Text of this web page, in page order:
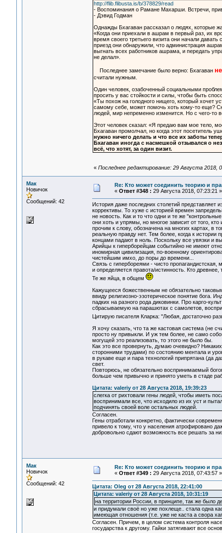
http://flib.flibusta.is/b/378829/read
- Воспоминания о Рамане Махарши. Встречи,
- Дэвид Годман
Однажды Бхагаван рассказал о людях, которые
«Когда они приехали в ашрам в первый раз, их
время своего третьего визита они начали
приезд они обнаружили, что администрация
выгнать всех работников ашрама, и передать
не делал».
Последнее замечание было верно: Бхагаван
считали нужным.
Один человек, озабоченный социальными
просить у вас стойкости и силы, чтобы быть
«Ты похож на голодного нищего, который хочет
самому себе, может помочь хоть кому-то еще?
людей, мир непременно изменится. Но с чего-то
Этот человек сказал: «Я предаю вам мое тело,
Бхагаван промолчал, но когда этот посетитель
нужно ничего делать и что все их заботы
Бхагаван иногда с насмешкой отзывался о
всё, что хотят, за один визит.
« Последнее редактирование: 29 Августа 2018,
Мак
Новичок
Сообщений: 42
Re: Кто может соединить теорию и
« Ответ #348 : 29 Августа 2018, 07:23:21 »
История даже последних столетий представляет
коррективы. То хуже с историей времен
не новость. Как и то что одни и те же
они хоть и упрямы, но многое зависит от того,
прочим к слову, обозначена на многих картах, в
реальную правду нет. Тем более, когда к
концами падают в ноль. Поскольку все увязки и
Арийцы к гиперборейцам событийно не имеют
иномирная цивилизация, по-военному
чистейшим имхо, до поры до времени...
Связь с гипербореями - чисто пропагандистская,
и определяется правота/истинность. Кто древнее,
Те же яйца, в общем
Кажущееся божественным не обязательно
ввиду религиозно-эзотерическое понятие бога.
падких на разного рода диковинки. Про карго-
сбрасываемую на парашютах с самолетов,
Цитирую писателя Кларка: "Любая, достаточно
Я хочу сказать, что та же кастовая система (не
просто ну привыкли. И уж тем более, не само
могущей это реализовать, то этого не было бы.
Как это все провернуть, думаю очевидно?
сторонними трудами) по состоянию ментала и
в рукаве еще и пара технологий припрятана (да
свет.
Повторюсь, не обязательно воспринимаемый
больше чем привычно и принято уметь в стаде
Цитата: valeriy от 28 Августа 2018, 19:39:23
слегка от рихтовали гены людей, чтобы иметь
воспринимали все, что исходило из их уст и
подчинять своей воле остальных людей.
Согласен.
Гены отработали конкретно, фактически
привело к тому, что у населения атрофировано
добровольно сдают возможность все решать за
Мак
Новичок
Сообщений: 42
Re: Кто может соединить теорию и
« Ответ #349 : 29 Августа 2018, 07:43:57 »
Цитата: Oleg от 28 Августа 2018, 22:41:00
Цитата: valeriy от 28 Августа 2018, 10:31:19
на территории России, в принципе, так же было
и придумали своё но уже похлеще.. стала одна
имеющая отношения (т.е. уже не каста а свора
Согласен. Причем, в целом система контроля
государства к другому. Гайки затягивают все